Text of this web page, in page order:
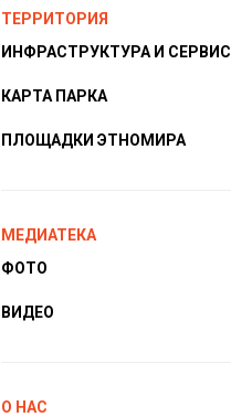
ТЕРРИТОРИЯ
ИНФРАСТРУКТУРА И СЕРВИС
КАРТА ПАРКА
ПЛОЩАДКИ ЭТНОМИРА
МЕДИАТЕКА
ФОТО
ВИДЕО
О НАС